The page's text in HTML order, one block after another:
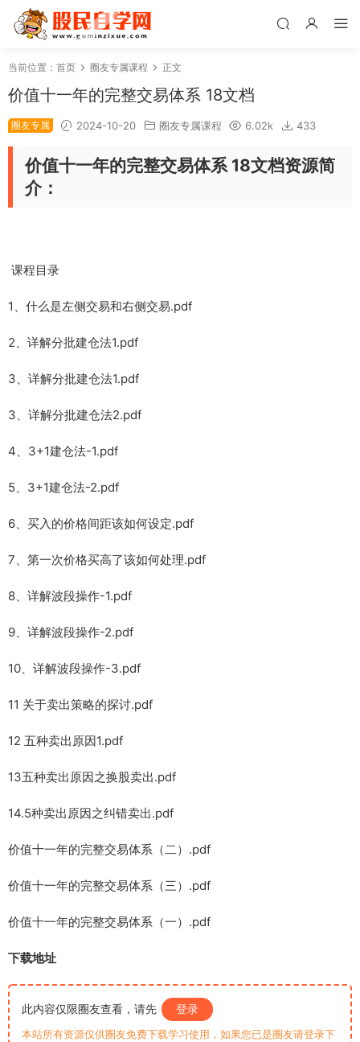
当前位置： 首页 圈友专属课程 正文
价值十一年的完整交易体系 18文档
圈友专属 2024-10-20 圈友专属课程 6.02k 433
价值十一年的完整交易体系 18文档资源简
介：
课程目录
1、什么是左侧交易和右侧交易.pdf
2、详解分批建仓法1.pdf
3、详解分批建仓法1.pdf
3、详解分批建仓法2.pdf
4、3+1建仓法-1.pdf
5、3+1建仓法-2.pdf
6、买入的价格间距该如何设定.pdf
7、第一次价格买高了该如何处理.pdf
8、详解波段操作-1.pdf
9、详解波段操作-2.pdf
10、详解波段操作-3.pdf
11 关于卖出策略的探讨.pdf
12 五种卖出原因1.pdf
13五种卖出原因之换股卖出.pdf
14.5种卖出原因之纠错卖出.pdf
价值十一年的完整交易体系（二）.pdf
价值十一年的完整交易体系（三）.pdf
价值十一年的完整交易体系（一）.pdf
下载地址
此内容仅限圈友查看，请先 登录
本站所有资源仅供圈友免费下载学习使用，如果您已是圈友请登录下